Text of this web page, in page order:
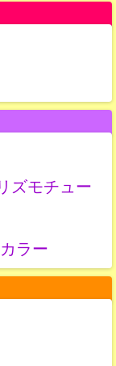
ズモチュー
ラー